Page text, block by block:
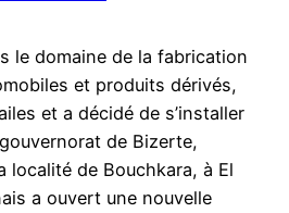
le domaine de la fabrication
et produits dérivés,
et a décidé de s’installer
de Bizerte,
localité de Bouchkara, à El
a ouvert une nouvelle